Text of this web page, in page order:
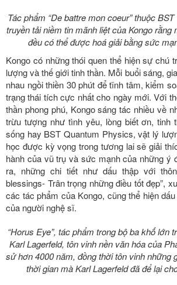
Tác phẩm “De battre mon coeur” thuộc
truyền tải niềm tin mãnh liệt của Kongo rằng
đều có thể được hoá giải bằng sức
Kongo có những thói quen thể hiện sự chú
lượng và thế giới tinh thần. Mỗi buổi sáng,
nhau ngồi thiền 30 phút để tĩnh tâm, kiểm
trạng thái tích cực nhất cho ngày mới. Với
thần phong phú, Kongo sáng tác nhiều về
trừu tượng như tình yêu, lòng biết ơn, tinh
sống hay BST Quantum Physics, vật lý
học được kỳ vọng trong tương lai sẽ giải
hành của vũ trụ và sức mạnh của những ý
ra, những chi tiết như dấu thập với
blessings- Trân trọng những điều tốt đẹp”,
các tác phẩm của Kongo, cũng thể hiện
của người nghệ sĩ.
“Horus Eye”, tác phẩm trong bộ ba khổ lớn
Karl Lagerfeld, tôn vinh nền văn hóa của
sử hơn 4000 năm, đồng thời tôn vinh những
thời gian mà Karl Lagerfeld đã để lại